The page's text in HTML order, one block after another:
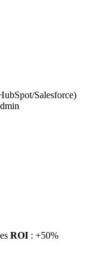
Salesforce)
ROI : +50%